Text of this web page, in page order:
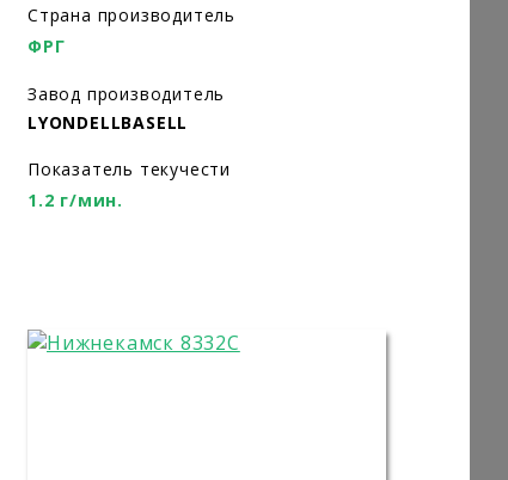
Страна производитель
ФРГ
Завод производитель
LYONDELLBASELL
Показатель текучести
1.2 г/мин.